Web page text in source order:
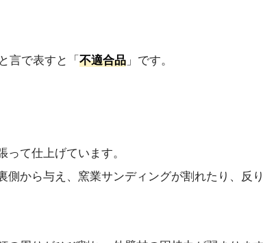
言で表すと「 不適合品 」です。
て仕上げています。
から与え、窯業サンディングが割れたり、反